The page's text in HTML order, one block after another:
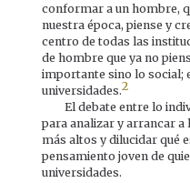
conformar a un hombre,
nuestra época, piense y
centro de todas las
de hombre que ya no
importante sino lo social;
universidades.2
El debate entre lo
para analizar y arrancar a
más altos y dilucidar qué
pensamiento joven de
universidades.